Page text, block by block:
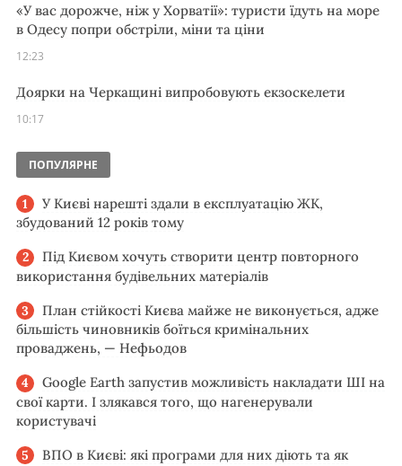
«У вас дорожче, ніж у Хорватії»: туристи їдуть на море
в Одесу попри обстріли, міни та ціни
12:23
Доярки на Черкащині випробовують екзоскелети
10:17
ПОПУЛЯРНЕ
У Києві нарешті здали в експлуатацію ЖК,
збудований 12 років тому
Під Києвом хочуть створити центр повторного
використання будівельних матеріалів
План стійкості Києва майже не виконується, адже
більшість чиновників боїться кримінальних
проваджень, — Нефьодов
Google Earth запустив можливість накладати ШІ на
свої карти. І злякався того, що нагенерували
користувачі
ВПО в Києві: які програми для них діють та як